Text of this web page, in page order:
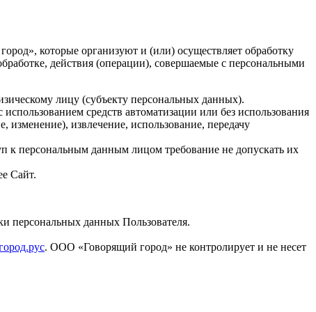
которые организуют и (или) осуществляет обработку
действия (операции), совершаемые с персональными
лицу (субъекту персональных данных).
средств автоматизации или без использования
извлечение, использование, передачу
персональным данным лицом требование не допускать их
Сайт.
персональных данных Пользователя.
. ООО «Говорящий город» не контролирует и не несет